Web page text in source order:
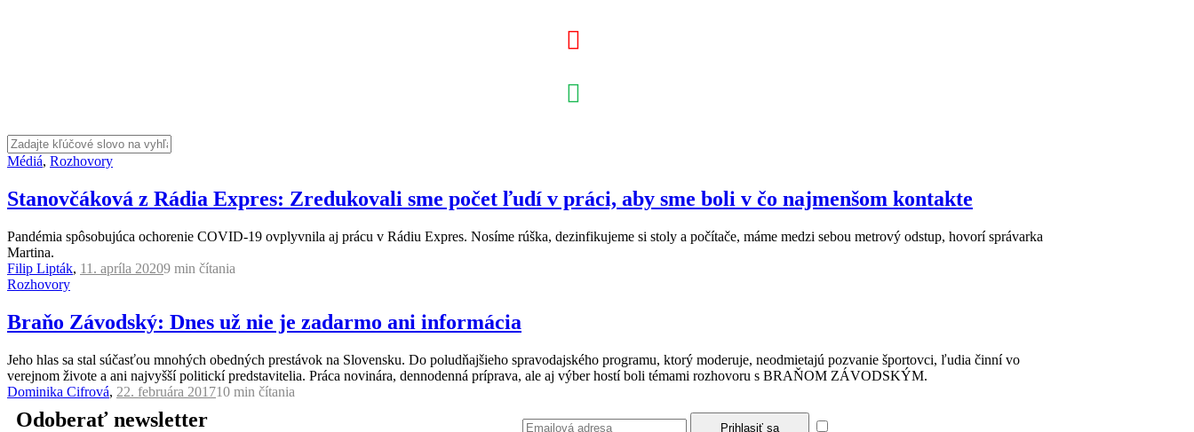
Médiá, Rozhovory
Stanovčáková z Rádia Expres: Zredukovali sme počet ľudí v práci, aby sme boli v čo najmenšom kontakte
Pandémia spôsobujúca ochorenie COVID-19 ovplyvnila aj prácu v Rádiu Expres. Nosíme rúška, dezinfikujeme si stoly a počítače, máme medzi sebou metrový odstup, hovorí správarka
Martina.
Filip Lipták, 11. apríla 20209 min čítania
Rozhovory
Braňo Závodský: Dnes už nie je zadarmo ani informácia
Jeho hlas sa stal súčasťou mnohých obedných prestávok na Slovensku. Do poludňajšieho spravodajského programu, ktorý moderuje, neodmietajú pozvanie športovci, ľudia činní vo
verejnom živote a ani najvyšší politickí predstavitelia. Práca novinára, dennodenná príprava, ale aj výber hostí boli témami rozhovoru s BRAŇOM ZÁVODSKÝM.
Dominika Cifrová, 22. februára 201710 min čítania
Odoberať newsletter